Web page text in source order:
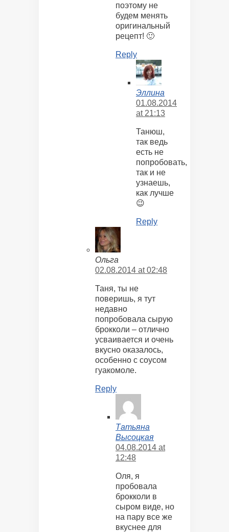
поэтому не
будем менять
оригинальный
рецепт! 🙂
Reply
Эллина
01.08.2014
at 21:13
Танюш,
так ведь
есть не
попробовать,
так и не
узнаешь,
как лучше
😉
Reply
Ольга
02.08.2014 at 02:48
Таня, ты не
поверишь, я тут
недавно
попробовала сырую
брокколи – отлично
усваивается и очень
вкусно оказалось,
особенно с соусом
гуакомоле.
Reply
Татьяна
Высоцкая
04.08.2014 at
12:48
Оля, я
пробовала
брокколи в
сыром виде, но
на пару все же
вкуснее для